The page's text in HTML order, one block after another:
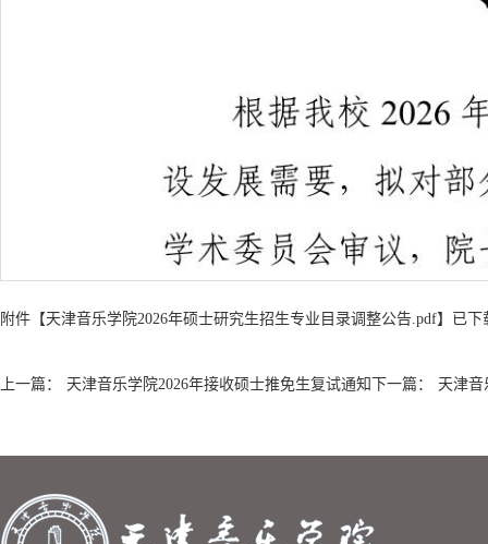
附件【天津音乐学院2026年硕士研究生招生专业目录调整公告.pdf】已下
上一篇： 天津音乐学院2026年接收硕士推免生复试通知 下一篇： 天津音